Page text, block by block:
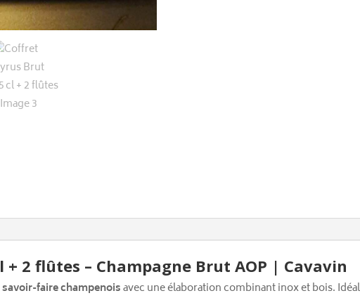
+ 2 flûtes – Champagne Brut AOP | Cavavin
savoir-faire champenoisavec une élaboration combinant inox et bois.